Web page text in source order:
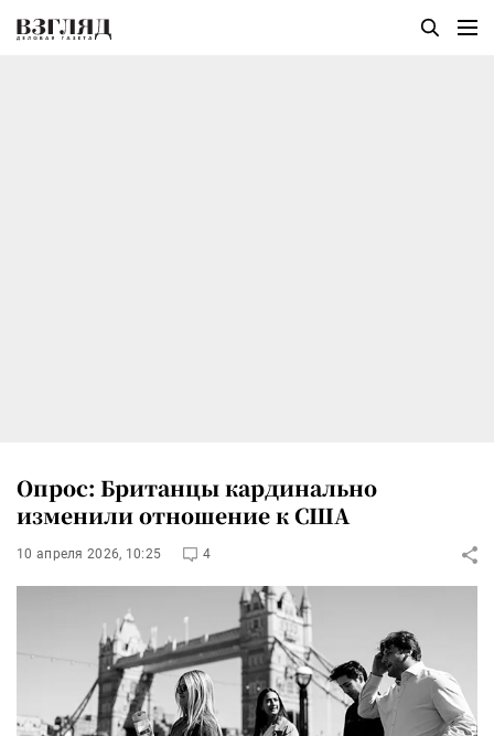
Опрос: Британцы кардинально
изменили отношение к США
10 апреля 2026, 10:25 4